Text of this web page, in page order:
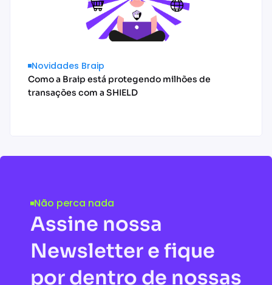
Novidades Braip
Como a Braip está protegendo milhões de
transações com a SHIELD
Acessar conteúdo
Não perca nada
Assine nossa
Newsletter e fique
por dentro de nossas